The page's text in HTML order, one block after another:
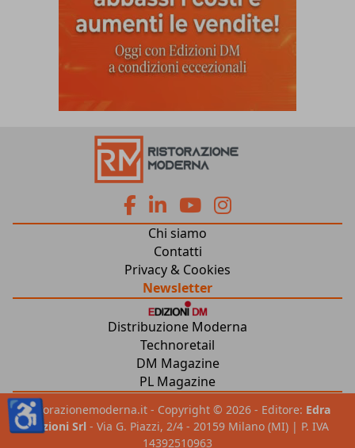
fa
fa-
facebook
fa
fa-
linkedin
fab
fa-
youtube
fab
Chi siamo
Contatti
Privacy & Cookies
Newsletter
Distribuzione Moderna
Technoretail
DM Magazine
PL Magazine
ristorazionemoderna.it - Copyright © 2026 - Editore: Edra
Edizioni Srl - Via G. Piazzi, 2/4 - 20159 Milano (MI) | P. IVA
14392510963